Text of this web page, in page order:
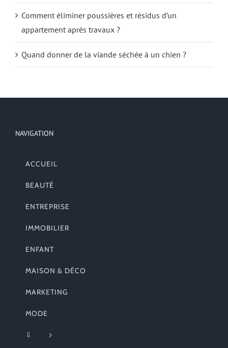
Comment éliminer poussières et résidus d’un
appartement après travaux ?
Quand donner de la viande séchée à un chien ?
NAVIGATION
ACCUEIL
BEAUTÉ
ENTREPRISE
IMMOBILIER
ENFANT
MAISON & DÉCO
MARKETING
MODE
⇩